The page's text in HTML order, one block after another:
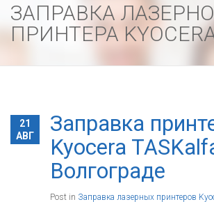
ЗАПРАВКА
ПРИНТЕРА
21
АВГ
Заправка
Kyocera
Волгограде
Post in Заправка лазерных принтеров